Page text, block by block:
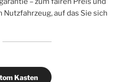
auf das Sie sich
Kasten